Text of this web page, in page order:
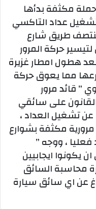
مكثفة بدأها
عداد التاكسي
طريق شارع
حركة المرور
هطول امطار غزيرة
مما يعوق حركة
” قائد مرور
على سائقي
تشغيل العداد ،
مكثفة بشوارع
، ووجه ”
يكونوا ايجابيين
محاسبة السائق
عن اي سائق سيارة